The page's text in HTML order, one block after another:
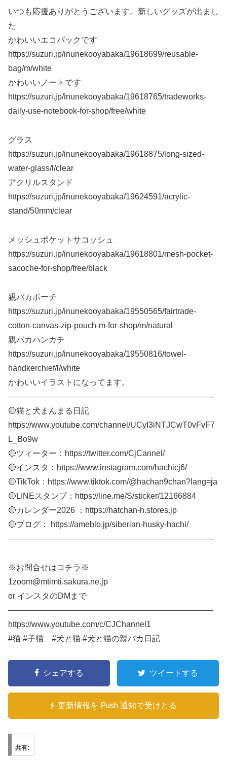
いつも応援ありがとうございます。新しいグッズが出まし
た
かわいいエコバックです
https://suzuri.jp/inunekooyabaka/19618699/reusable-
bag/m/white
かわいいノートです
https://suzuri.jp/inunekooyabaka/19618765/tradeworks-
daily-use-notebook-for-shop/free/white
グラス
https://suzuri.jp/inunekooyabaka/19618875/long-sized-
water-glass/l/clear
アクリルスタンド
https://suzuri.jp/inunekooyabaka/19624591/acrylic-
stand/50mm/clear
メッシュポケットサコッシュ
https://suzuri.jp/inunekooyabaka/19618801/mesh-pocket-
sacoche-for-shop/free/black
親バカポーチ
https://suzuri.jp/inunekooyabaka/19550565/fairtrade-
cotton-canvas-zip-pouch-m-for-shop/m/natural
親バカハンカチ
https://suzuri.jp/inunekooyabaka/19550816/towel-
handkerchief/l/white
かわいいイラストになってます。
—————————————————————————-
🔴猫と犬まんまる日記
https://www.youtube.com/channel/UCyI3iNTJCwT0vFvF7
L_Bo9w
🔴ツィーター：https://twitter.com/CjCannel/
🔴インスタ：https://www.instagram.com/hachicj6/
🔴TikTok：https://www.tiktok.com/@hachan9chan?lang=ja
🔴LINEスタンプ：https://line.me/S/sticker/12166884
🔴カレンダー2026 ：https://hatchan-h.stores.jp
🔴ブログ： https://ameblo.jp/siberian-husky-hachi/
—————————————————————————-
※お問合せはコチラ※
1zoom@mtimti.sakura.ne.jp
or インスタのDMまで
—————————————————————————-
https://www.youtube.com/c/CJChannel1
#猫 #子猫 #犬と猫 #犬と猫の親バカ日記
シェアする ツイートする
更新情報を Push 通知で受けとる
共有: